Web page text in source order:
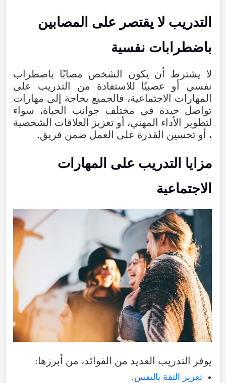
التدريب لا يقتصر على المصابين
باضطرابات نفسية
لا يشترط أن يكون الشخص مصابًا باضطراب
نفسي
أو عصبيًا للاستفادة من التدريب
على
المهارات
الاجتماعية، فالجميع بحاجة إلى مهارات
تواصل جيدة في مختلف جوانب الحياة، سواء
لتطوير
الأداء المهني، أو تعزيز العلاقات الشخصية
،
أو تحسين القدرة على العمل ضمن فريق.
مزايا التدريب على المهارات
الاجتماعية
يوفر التدريب العديد من الفوائد، من أبرزها:
تعزيز الثقة بالنفس.